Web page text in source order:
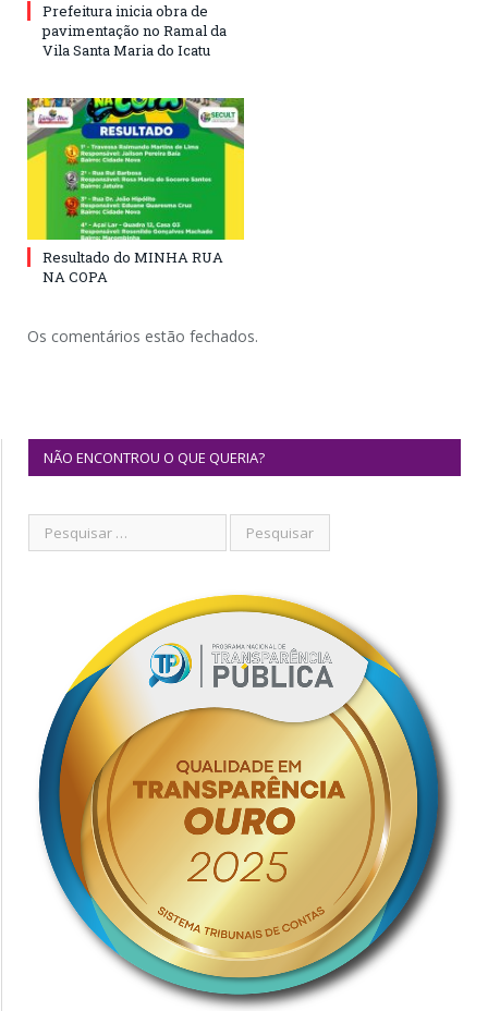
Prefeitura inicia obra de
pavimentação no Ramal da
Vila Santa Maria do Icatu
Resultado do MINHA RUA
NA COPA
Os comentários estão fechados.
NÃO ENCONTROU O QUE QUERIA?